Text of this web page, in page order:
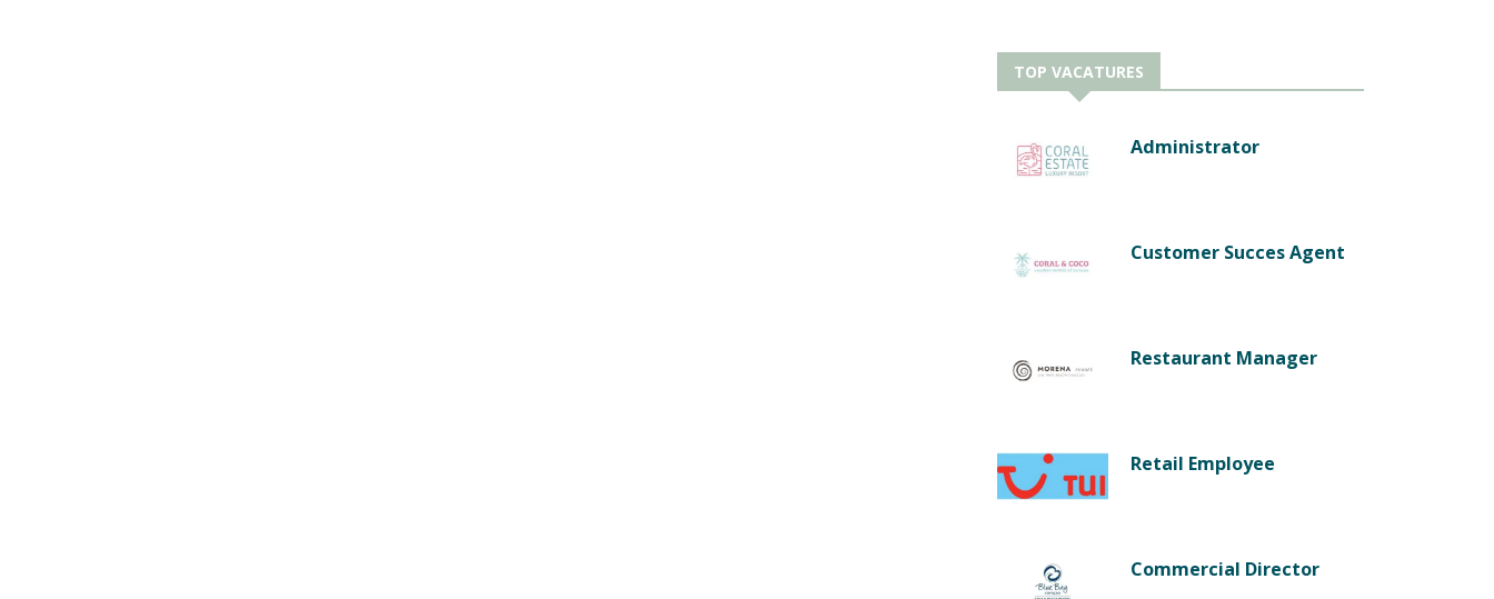
TOP VACATURES
Administrator
Customer Succes Agent
Restaurant Manager
Retail Employee
Commercial Director